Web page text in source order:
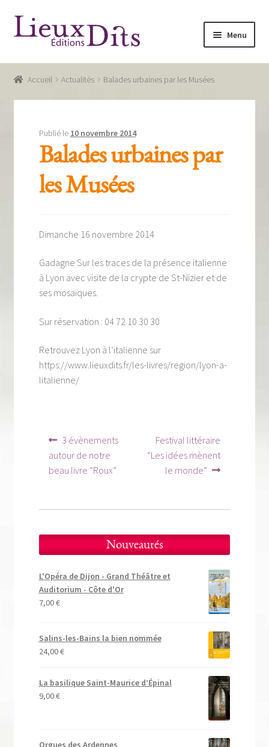
Aller
à
navigation
Aller
au
Menu
Accueil
Glossaire
Mon compte
Tous nos livres
Qui sommes-nous ?
Les éditions Lieux Dits
Accueil Actualités Balades urbaines par les Musées
Publié le 10 novembre 2014
Balades urbaines par
les Musées
Dimanche 16 novembre 2014
Gadagne Sur les traces de la présence italienne
à Lyon avec visite de la crypte de St-Nizier et de
ses mosaïques.
Sur réservation : 04 72 10 30 30
Retrouvez Lyon à l’italienne sur
https://www.lieuxdits.fr/les-livres/region/lyon-a-
litalienne/
Navigation
de
Article
précédent :
3 évènements
autour de notre
beau livre “Roux”
Article
suivant :
Festival littéraire
“Les idées mènent
le monde”
Nouveautés
L'Opéra de Dijon - Grand Théâtre et
Auditorium - Côte d'Or
7,00€
Salins-les-Bains la bien nommée
24,00€
La basilique Saint-Maurice d’Épinal
9,00€
Orgues des Ardennes